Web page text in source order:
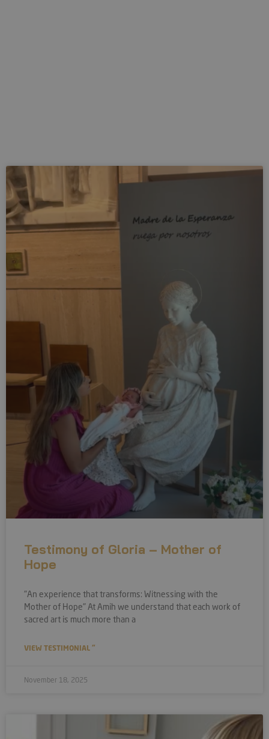
Testimony of Gloria – Mother of
Hope
"An experience that transforms: Witnessing with the
Mother of Hope" At Amih we understand that each work of
sacred art is much more than a
VIEW TESTIMONIAL "
November 18, 2025